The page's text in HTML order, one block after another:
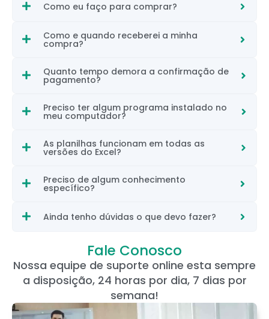
Como eu faço para comprar?
Como e quando receberei a minha
compra?
Quanto tempo demora a confirmação de
pagamento?
Preciso ter algum programa instalado no
meu computador?
As planilhas funcionam em todas as
versões do Excel?
Preciso de algum conhecimento
específico?
Ainda tenho dúvidas o que devo fazer?
Fale Conosco
Nossa equipe de suporte online esta sempre
a disposição, 24 horas por dia, 7 dias por
semana!